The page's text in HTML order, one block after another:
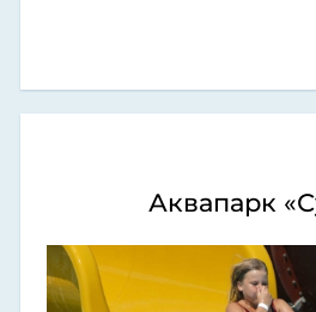
Аквапарк